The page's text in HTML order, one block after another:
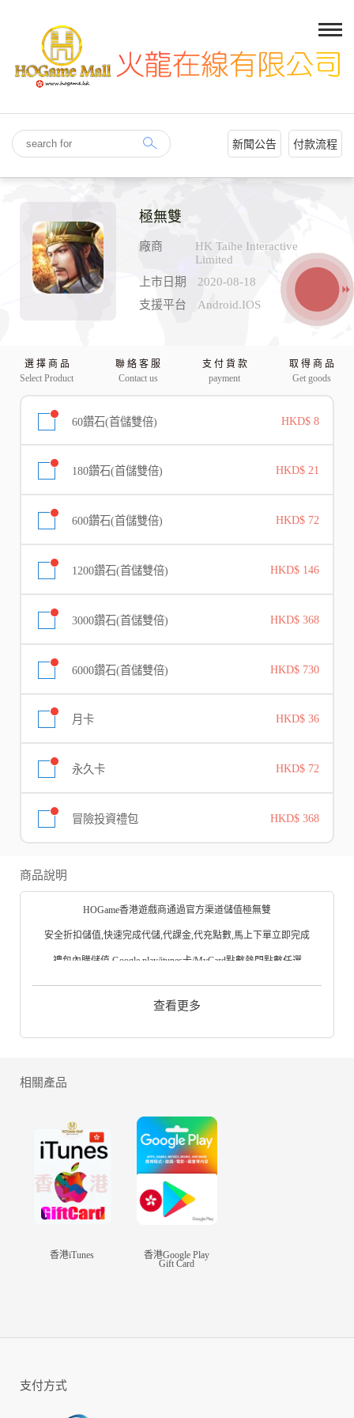
新聞公告 付款流程
極無雙
廠商
HK Taihe Interactive
Limited
上市日期
2020-08-18
支援平台
Android.IOS
選 擇 商 品
Select Product
聯 絡 客 服
Contact us
支 付 貨 款
payment
取 得 商 品
Get goods
60鑽石(首儲雙倍) HKD$ 8
180鑽石(首儲雙倍) HKD$ 21
600鑽石(首儲雙倍) HKD$ 72
1200鑽石(首儲雙倍) HKD$ 146
3000鑽石(首儲雙倍) HKD$ 368
6000鑽石(首儲雙倍) HKD$ 730
月卡 HKD$ 36
永久卡 HKD$ 72
冒險投資禮包 HKD$ 368
商品說明
HOGame香港遊戲商通過官方渠道儲值極無雙
安全折扣儲值,快速完成代儲,代課金,代充點數,馬上下單立即完成
禮包內購儲值,Google play/itunes卡/MyCard點數熱門點數任選
極無雙iOS -App Store下載
閣下需提供遊戲登入的ac和pw進行代儲值；
登錄方式有賬號登入/GOOGLE/Facebook/Game Center；
購買前請先聯絡在線客服人員；
購買後請提供GAME的"登錄方式\遊戲賬號\登入密碼\伺服器\角色名"
查看更多
相關產品
香港iTunes 香港Google Play
Gift Card
支付方式